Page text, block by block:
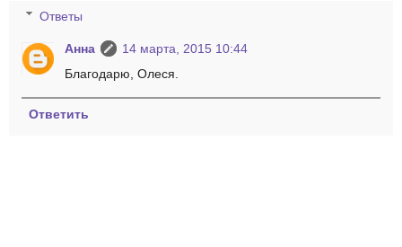
Ответы
Анна
14 марта, 2015 10:44
Благодарю, Олеся.
Ответить